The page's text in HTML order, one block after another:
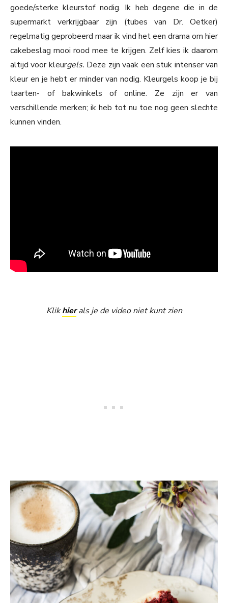
goede/sterke kleurstof nodig. Ik heb degene die in de
supermarkt verkrijgbaar zijn (tubes van Dr. Oetker)
regelmatig geprobeerd maar ik vind het een drama om hier
cakebeslag mooi rood mee te krijgen. Zelf kies ik daarom
altijd voor kleurgels. Deze zijn vaak een stuk intenser van
kleur en je hebt er minder van nodig. Kleurgels koop je bij
taarten- of bakwinkels of online. Ze zijn er van
verschillende merken; ik heb tot nu toe nog geen slechte
kunnen vinden.
Klikhierals je de video niet kunt zien